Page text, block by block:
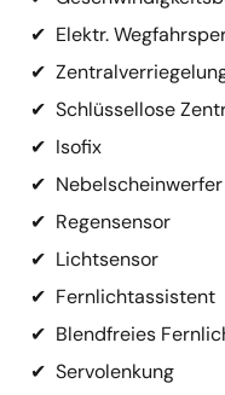
✔ Elektr.
✔
✔ Schlüssellose
✔ Isofix
✔ Nebelscheinwerfer
✔ Regensensor
✔ Lichtsensor
✔ Fernlichtassistent
✔ Blendfreies
✔ Servolenkung